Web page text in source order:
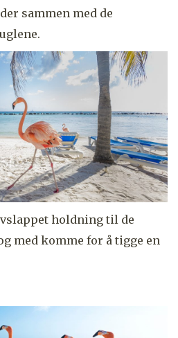
sammen med de
holdning til de
med komme for å tigge en